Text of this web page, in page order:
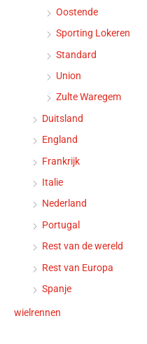
Oostende
Sporting Lokeren
Standard
Union
Zulte Waregem
Duitsland
England
Frankrijk
Italie
Nederland
Portugal
Rest van de wereld
Rest van Europa
Spanje
wielrennen